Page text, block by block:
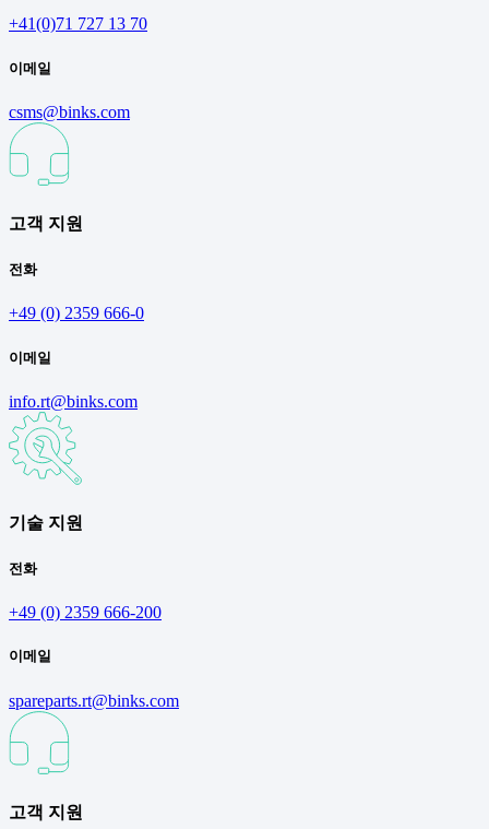
+41(0)71 727 13 70
이메일
csms@binks.com
고객 지원
전화
+49 (0) 2359 666-0
이메일
info.rt@binks.com
기술 지원
전화
+49 (0) 2359 666-200
이메일
spareparts.rt@binks.com
고객 지원